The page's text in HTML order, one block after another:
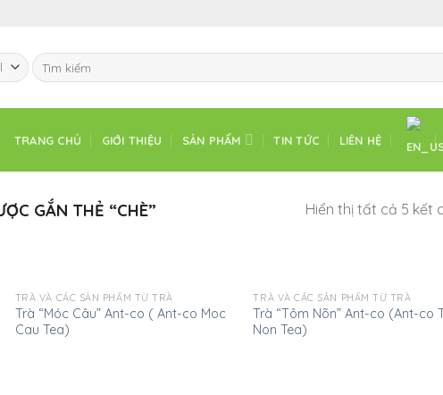
Tìm
kiếm:
TRANG CHỦ GIỚI THIỆU SẢN PHẨM TIN TỨC LIÊN HỆ
GẮN THẺ “CHÈ” Hiển thị tất cả 5 kết
TRÀ VÀ CÁC SẢN PHẨM TỪ TRÀ
Trà “Móc Câu” Ant-co ( Ant-co Moc
Cau Tea)
TRÀ VÀ CÁC SẢN PHẨM TỪ TRÀ
Trà “Tôm Nõn” Ant-co (Ant-co
Non Tea)